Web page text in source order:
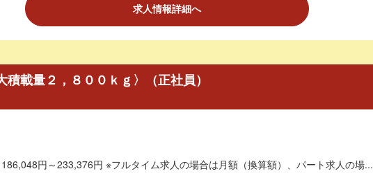
求人情報詳細へ
載量２，８００ｋｇ〉（正社員）
円～233,376円 ※フルタイム求人の場合は月額（換算額）、パート求人の場...